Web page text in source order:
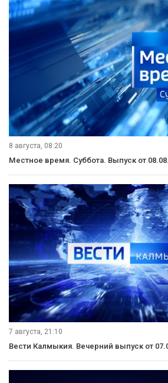
8 августа, 08:20
Местное время. Суббота. Выпуск от
7 августа, 21:10
Вести Калмыкия. Вечерний выпуск от